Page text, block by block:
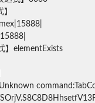
】 elementExists